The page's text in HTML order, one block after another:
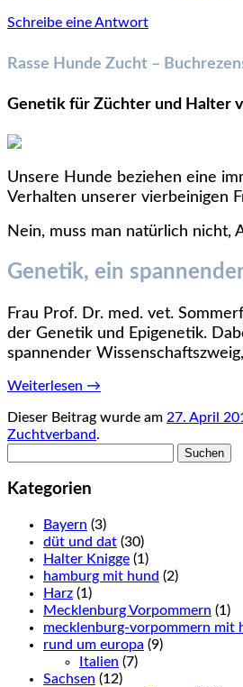
Schreibe eine Antwort
Rasse Hunde Zucht –
Genetik für Züchter und Halter
Unsere Hunde beziehen eine
Verhalten unserer vierbeinigen
Nein, muss man natürlich nicht,
Genetik, ein
Frau Prof. Dr. med. vet.
der Genetik und Epigenetik.
spannender
Weiterlesen →
Dieser Beitrag wurde am 27. April
Zuchtverband.
nach:
Kategorien
Bayern (3)
düt und dat (30)
Halter Knigge (1)
hamburg mit hund (2)
Harz (1)
Mecklenburg Vorpommern (1)
mecklenburg-vorpommern mit
rund um europa (9)
Italien (7)
Sachsen (12)